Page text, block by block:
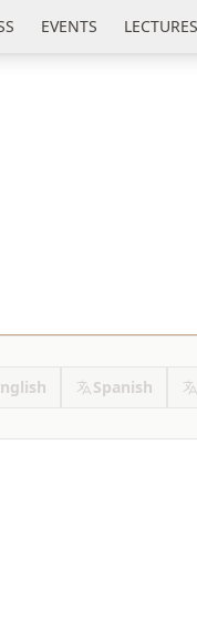
EVENTS LECTURES
Spanish